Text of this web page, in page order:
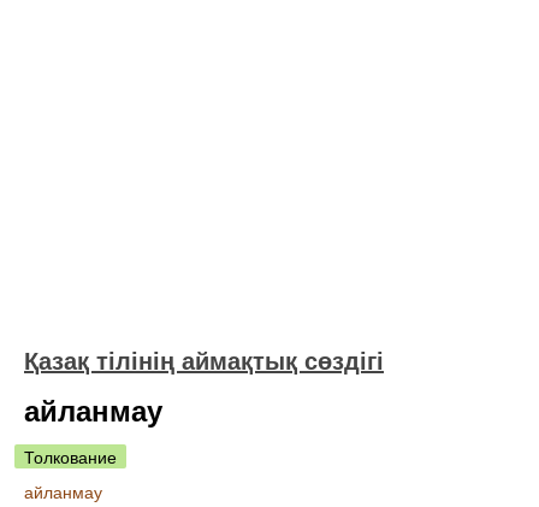
Қазақ тілінің аймақтық сөздігі
айланмау
Толкование
айланмау